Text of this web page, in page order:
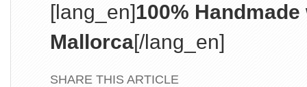
[lang_en]100%
Mallorca[/lang_en]
SHARE THIS ARTICLE